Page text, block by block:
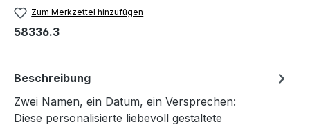
Zum Merkzettel hinzufügen
58336.3
Beschreibung
Zwei Namen, ein Datum, ein Versprechen:
Diese personalisierte liebevoll gestaltete